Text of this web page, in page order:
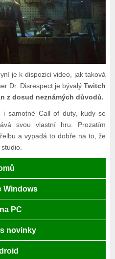
je k dispozici video, jak taková
Dr. Disrespect je bývalýTwitch
z dosud neznámých důvodů.
i samotné Call of duty, kudy se
svou vlastní hru. Prozatím
a vypadá to dobře na to, že
Windows
PC
novinky